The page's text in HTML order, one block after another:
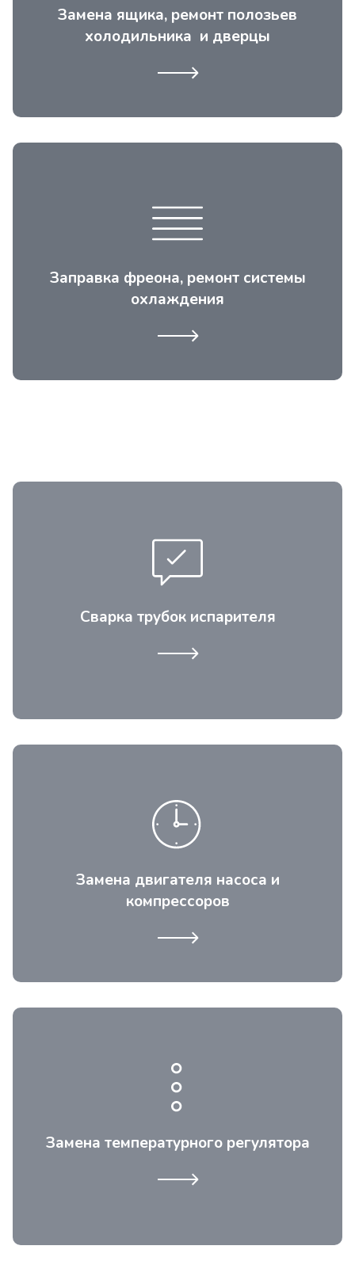
Замена ящика, ремонт полозьев
холодильника и дверцы
уплотнитель рвётся и плесневеет
Заправка фреона, ремонт системы
охлаждения
Статической, динамической, «Ноу фрост»
(No Frost). Заправка фреоном происходит
аналогично автомобильной заправке.
Испаритель либо заваривается либо
меняется на новый.
Сварка трубок испарителя
При транспортировке, тряске, переезде в
испарителе появляются микротрещины и
фреон медленно испаряется из теплового
контура испарителя, пока его совсем не
останется
Замена двигателя насоса и
компрессоров
Раздельных, общих, инверторных. Одна
из дорогих позиций ремонта заменить в
сборе электродвигатель с компрессором на
Замена температурного регулятора
Иногда необходимо установить новую
термопару когда элемент сгорел.